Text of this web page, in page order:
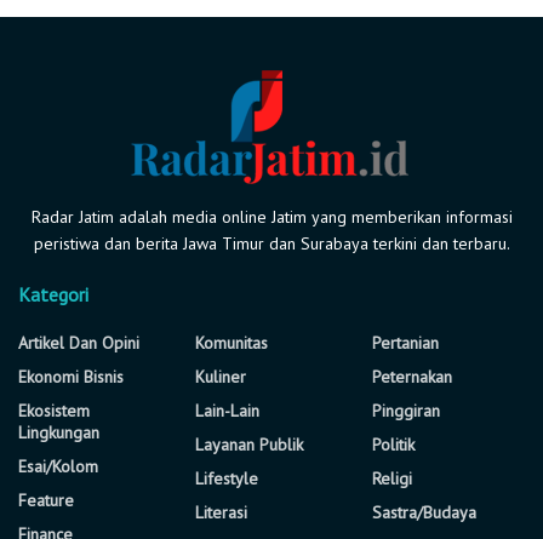
Radar Jatim adalah media online Jatim yang memberikan informasi
peristiwa dan berita Jawa Timur dan Surabaya terkini dan terbaru.
Kategori
Artikel Dan Opini
Ekonomi Bisnis
Ekosistem
Lingkungan
Esai/Kolom
Feature
Finance
Komunitas
Kuliner
Lain-Lain
Layanan Publik
Lifestyle
Literasi
Pertanian
Peternakan
Pinggiran
Politik
Religi
Sastra/Budaya